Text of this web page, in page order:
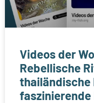
Videos der
Rebellische